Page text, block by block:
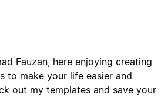
Fauzan, here enjoying creating
to make your life easier and
out my templates and save your